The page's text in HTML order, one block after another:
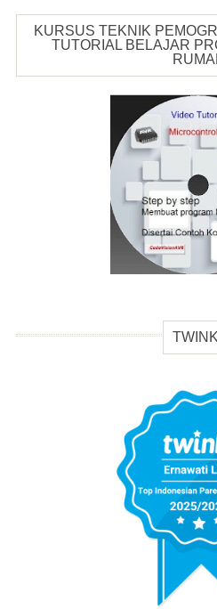
KURSUS TEKNIK
TUTORIAL BELAJAR